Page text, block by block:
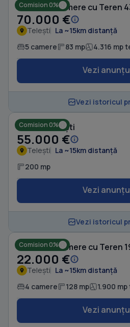
Comision 0%
Casă cu 5 camere cu Teren
70.000 €
Telești La ~15km distanță
5 camere 83 mp 4.316 mp
Vezi
Vezi istoricul
Comision 0%
Casă în Telești
55.000 €
Telești La ~15km distanță
200 mp
Vezi
Vezi istoricul
Comision 0%
Casă cu 4 camere cu Teren
22.000 €
Telești La ~15km distanță
4 camere 128 mp 1.900
Vezi